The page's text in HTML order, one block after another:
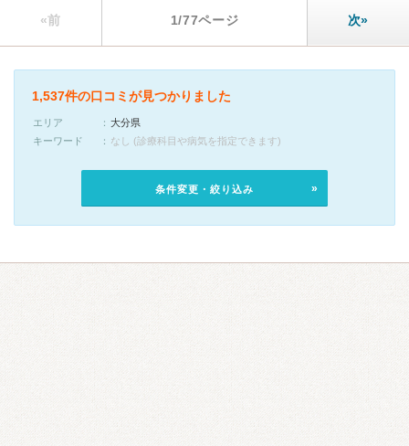
«前 1/77ページ 次»
1,537件の口コミが見つかりました
エリア
大分県
キーワード
なし (診療科目や病気を指定できます)
条件変更・絞り込み